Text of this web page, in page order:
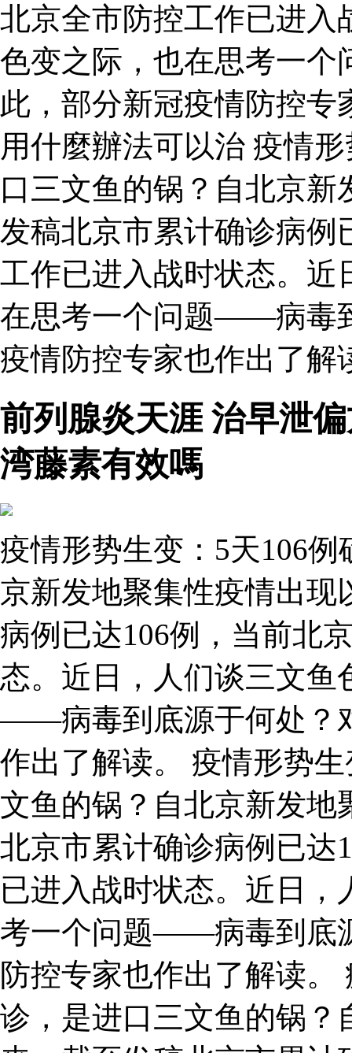
北京全市防控工作已进入
色变之际，也在思考一
此，部分新冠疫情防控
用什麼辦法可以治 疫情
口三文鱼的锅？自北京
发稿北京市累计确诊病例
工作已进入战时状态。近
在思考一个问题——病毒
疫情防控专家也作出了解
前列腺炎天涯 治早泄
湾藤素有效嗎
疫情形势生变：5天106
京新发地聚集性疫情出现
病例已达106例，当前北
态。近日，人们谈三文鱼
——病毒到底源于何处？
作出了解读。 疫情形势
文鱼的锅？自北京新发地
北京市累计确诊病例已达
已进入战时状态。近日
考一个问题——病毒到底
防控专家也作出了解读。
诊，是进口三文鱼的锅？